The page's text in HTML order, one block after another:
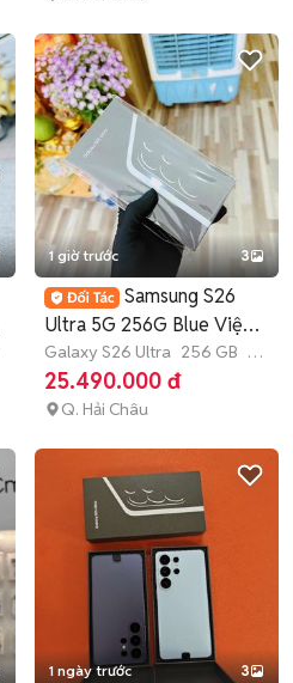
1 giờ trước 3
Samsung S26
Ultra 5G 256G Blue Việt
Nam new 100%
Galaxy S26 Ultra 256 GB 7-
12 tháng
25.490.000 đ
Q. Hải Châu
1 ngày trước 3